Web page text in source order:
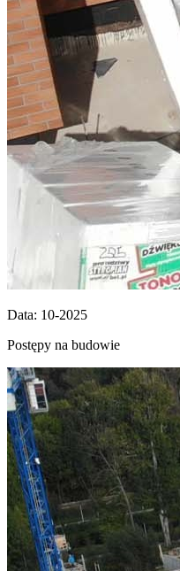
Data: 10-2025
Postępy na budowie